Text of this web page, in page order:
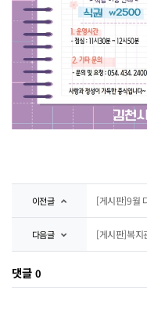
이전글 [게시판]9월
다음글 [게시판]복지
댓글 0